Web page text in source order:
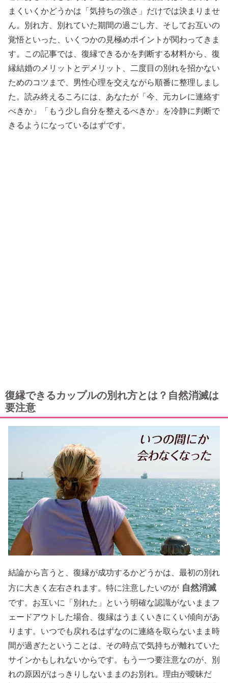
まくいくかどうかは「気持ちの強さ」だけでは決まりませ
ん。別れ方、別れていた期間の過ごし方、そしてお互いの
覚悟といった、いくつかの見極めポイントが関わってきま
す。この記事では、復縁できるかを判断する材料から、復
縁結婚のメリットとデメリット、二度目の別れを招かない
ためのコツまで、男性心理を交えながら順番に整理しまし
た。読み終えるころには、あなたが「今、元カレに連絡す
べきか」「もう少し自分を整えるべきか」を冷静に判断で
きるようになっているはずです。
復縁できるカップルの別れ方とは？自然消滅は
要注意
結論から言うと、復縁が成功するかどうかは、最初の別れ
方に大きく左右されます。特に注意したいのが 自然消滅
です。お互いに「別れた」という明確な認識がないままフ
ェードアウトした場合、復縁はうまくいきにくい傾向があ
ります。いつでも戻れるはずなのに連絡を取らないまま時
間が過ぎたということは、その時点で気持ちが離れていた
サインかもしれないからです。もう一つ要注意なのが、別
れの原因がはっきりしないままのお別れ。理由が曖昧だ